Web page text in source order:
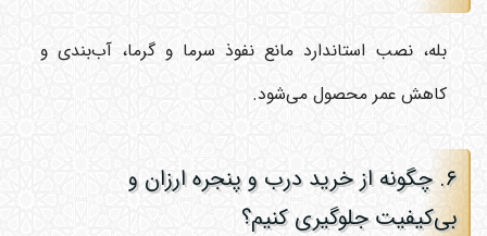
بله، نصب استاندارد مانع نفوذ سرما و گرما، آب‌بندی و
کاهش عمر محصول می‌شود.
۶. چگونه از خرید درب و پنجره ارزان و
بی‌کیفیت جلوگیری کنیم؟